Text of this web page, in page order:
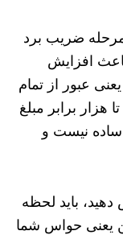
مرحله ضریب برد
افزایش
عبور از تمام
هزار برابر مبلغ
ساده نیست و
باید لحظه
یعنی حواس شما